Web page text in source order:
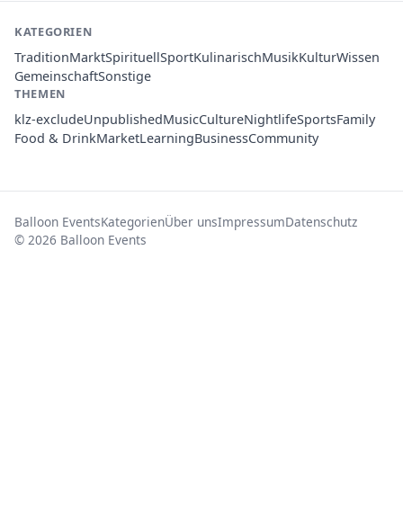
KATEGORIEN
TraditionMarktSpirituellSportKulinarischMusikKulturWissen
GemeinschaftSonstige
THEMEN
klz-excludeUnpublishedMusicCultureNightlifeSportsFamily
Food & DrinkMarketLearningBusinessCommunity
Balloon EventsKategorienÜber unsImpressumDatenschutz
© 2026 Balloon Events